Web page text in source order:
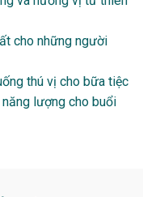
cho những người
thú vị cho bữa tiệc
lượng cho buổi